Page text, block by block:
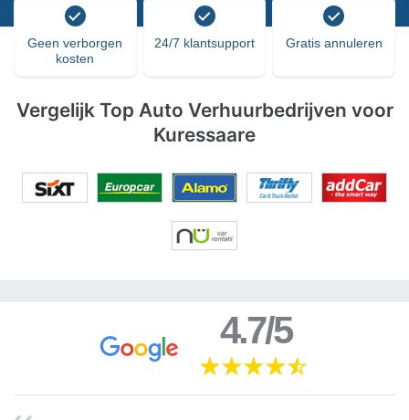
Geen verborgen
kosten
24/7 klantsupport Gratis annuleren
Vergelijk Top Auto Verhuurbedrijven voor
Kuressaare
4.7/5